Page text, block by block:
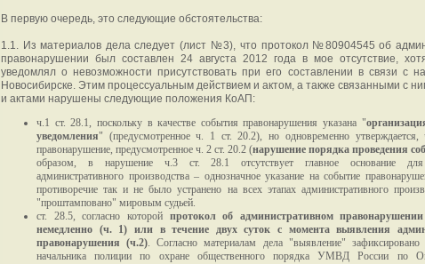
В первую очередь, это следующие обстоятельства:
1.1. Из материалов дела следует (лист №3), что протокол №80904545 об
правонарушении был составлен 24 августа 2012 года в мое отсутствие,
уведомлял о невозможности присутствовать при его составлении в связи с
Новосибирске. Этим процессуальным действием и актом, а также связанными с
и актами нарушены следующие положения КоАП:
ч.1 ст. 28.1, поскольку в качестве события правонарушения указана "
уведомления" (предусмотренное ч. 1 ст. 20.2), но одновременно утверждается,
правонарушение, предусмотренное ч. 2 ст. 20.2 (нарушение порядка проведения
образом, в нарушение ч.3 ст. 28.1 отсутствует главное основание для
административного производства – однозначное указание на событие
противоречие так и не было устранено на всех этапах административного
"проштамповано" мировым судьей.
ст. 28.5, согласно которой протокол об административном правонарушении
немедленно (ч. 1) или в течение двух суток с момента выявления
правонарушения (ч.2). Согласно материалам дела "выявление"
начальника полиции по охране общественного порядка УМВД России по